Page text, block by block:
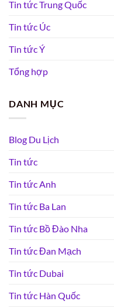
Tin tức Trung Quốc
Tin tức Úc
Tin tức Ý
Tổng hợp
DANH MỤC
Blog Du Lịch
Tin tức
Tin tức Anh
Tin tức Ba Lan
Tin tức Bồ Đào Nha
Tin tức Đan Mạch
Tin tức Dubai
Tin tức Hàn Quốc